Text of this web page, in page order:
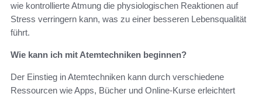
wie kontrollierte Atmung die physiologischen Reaktionen auf
Stress verringern kann, was zu einer besseren Lebensqualität
führt.
Wie kann ich mit Atemtechniken beginnen?
Der Einstieg in Atemtechniken kann durch verschiedene
Ressourcen wie Apps, Bücher und Online-Kurse erleichtert